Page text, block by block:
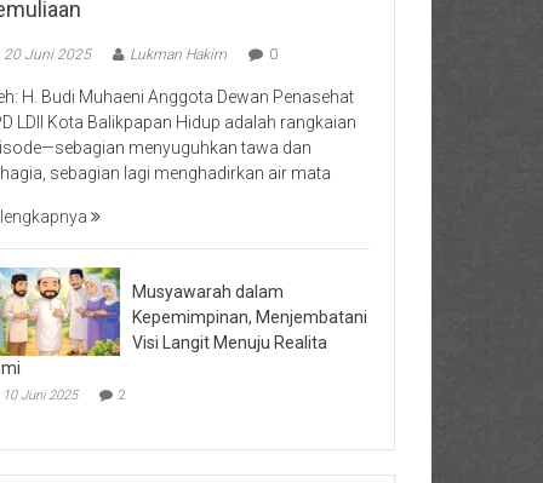
20 Juni 2025 Lukman Hakim 0
H. Budi Muhaeni Anggota Dewan Penasehat
LDII Kota Balikpapan Hidup adalah rangkaian
menyuguhkan tawa dan
sebagian lagi menghadirkan air mata
Musyawarah dalam
Kepemimpinan, Menjembatani
Visi Langit Menuju Realita
10 Juni 2025 2